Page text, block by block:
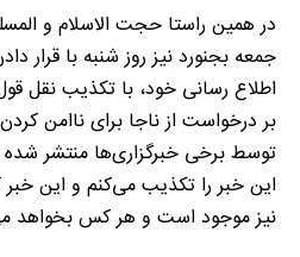
در همین راستا حجت الاسلام و
جمعه بجنورد نیز روز شنبه با قرار
اطلاع رسانی خود، با تکذیب نقل
بر درخواست از ناجا برای ناامن
توسط برخی خبرگزاری‌ها منتشر
این خبر را تکذیب می‌کنم و این
نیز موجود است و هر کس بخواهد